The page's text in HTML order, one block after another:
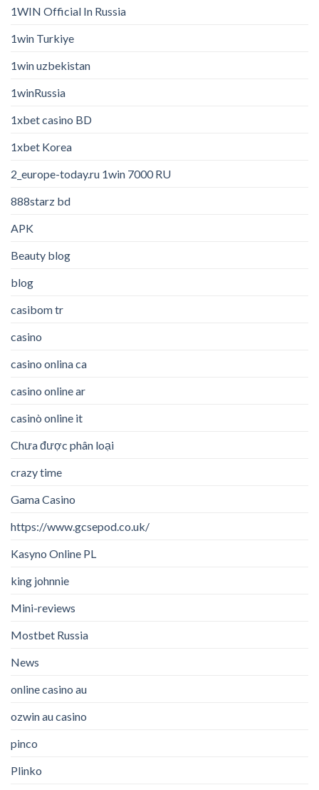
1WIN Official In Russia
1win Turkiye
1win uzbekistan
1winRussia
1xbet casino BD
1xbet Korea
2_europe-today.ru 1win 7000 RU
888starz bd
APK
Beauty blog
blog
casibom tr
casino
casino onlina ca
casino online ar
casinò online it
Chưa được phân loại
crazy time
Gama Casino
https://www.gcsepod.co.uk/
Kasyno Online PL
king johnnie
Mini-reviews
Mostbet Russia
News
online casino au
ozwin au casino
pinco
Plinko